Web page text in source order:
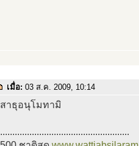
เมื่อ: 03 ส.ค. 2009, 10:14
สาธุอนุโมทามิ
.....................................................